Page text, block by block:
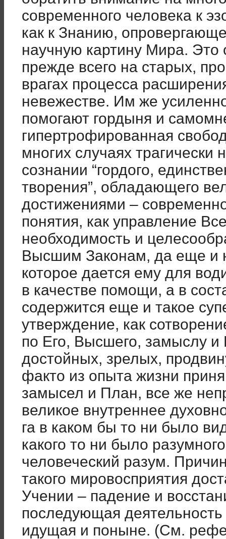
современного человека к
как к Знанию,
научную картину Мира. Это
прежде всего на старых,
врагах процесса
невежестве. Им же
помогают гордыня и
гипертрофированная
многих случаях
сознании “гордого,
творения”, обладающего
достижениями –
понятия, как управление
необходимость и
Высшим Законам, да еще и
которое дается ему для
в качестве помощи, а в
содержится еще и такое
утверждение, как
по Его, Высшего, замыслу
достойных, зрелых,
факто из опыта жизни
замысел и План, все же
великое внутреннее
га в каком бы то ни было
какого то ни было
человеческий разум.
такого мировосприятия
Учении – падение и
последующая
идущая и поныне. (См.